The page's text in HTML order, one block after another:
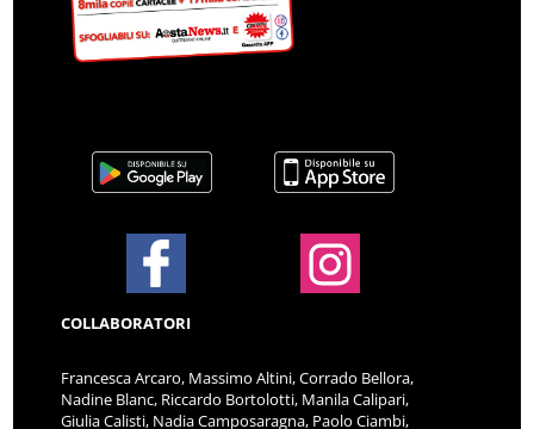
COLLABORATORI
Francesca Arcaro, Massimo Altini, Corrado Bellora,
Nadine Blanc, Riccardo Bortolotti, Manila Calipari,
Giulia Calisti, Nadia Camposaragna, Paolo Ciambi,